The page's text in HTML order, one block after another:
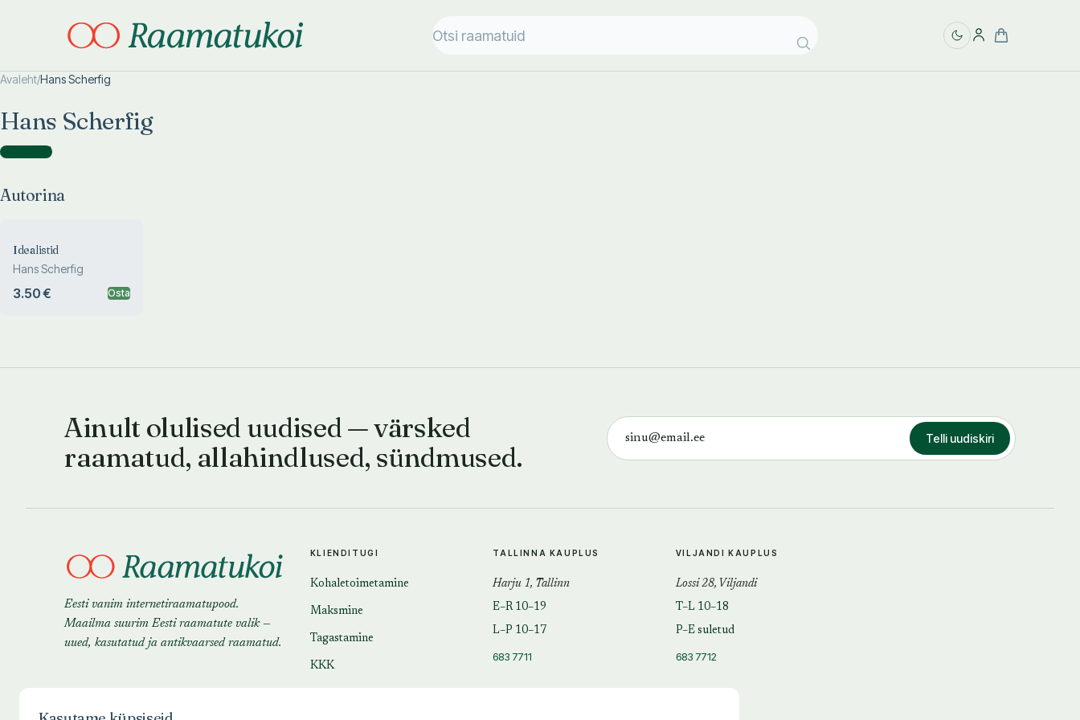
Avaleht/Hans Scherfig
Hans Scherfig
Autorina )
Autorina
Idealistid
Hans Scherfig
3.50 € Osta
Ainult olulised uudised — värsked
raamatud, allahindlused, sündmused.
Telli uudiskiri
Eesti vanim internetiraamatupood.
Maailma suurim Eesti raamatute valik —
uued, kasutatud ja antikvaarsed raamatud.
KLIENDITUGI
Kohaletoimetamine
Maksmine
Tagastamine
KKK
TALLINNA KAUPLUS
Harju 1, Tallinn
E–R 10–19
L–P 10–17
683 7711
VILJANDI KAUPLUS
Lossi 28, Viljandi
T–L 10–18
P–E suletud
683 7712